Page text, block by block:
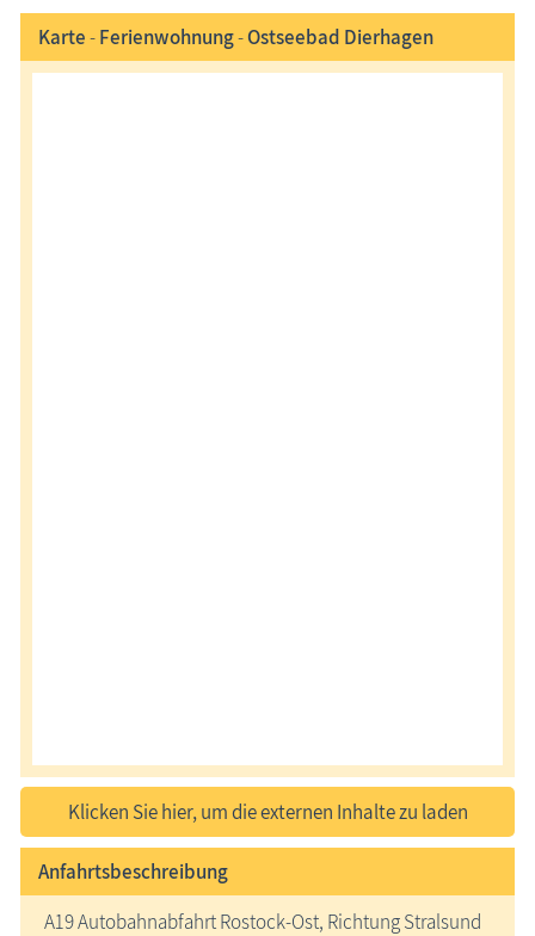
Karte-Ferienwohnung-Ostseebad Dierhagen
Klicken Sie hier, um die externen Inhalte zu laden
Anfahrtsbeschreibung
A19 Autobahnabfahrt Rostock-Ost, Richtung Stralsund